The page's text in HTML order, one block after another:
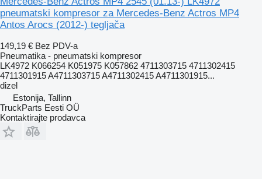
pneumatski kompresor za Mercedes-Benz Actros MP4
Antos Arocs (2012-) tegljača
149,19 € Bez PDV-a
Pneumatika - pneumatski kompresor
LK4972 K066254 K051975 K057862 4711303715 4711302415
4711301915 A4711303715 A4711302415 A4711301915...
dizel
Estonija, Tallinn
TruckParts Eesti OÜ
Kontaktirajte prodavca